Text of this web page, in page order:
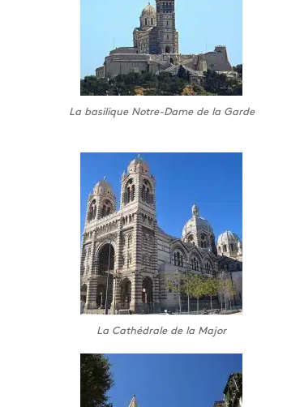
La basilique Notre-Dame de la Garde
La Cathédrale de la Major